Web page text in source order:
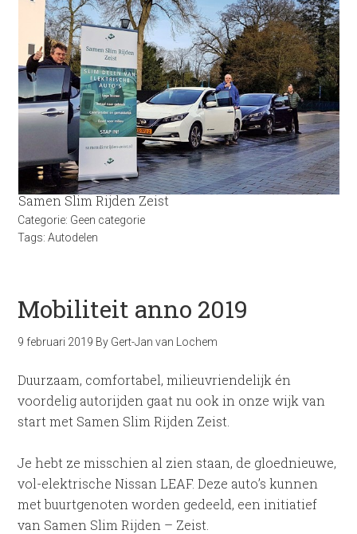
Samen Slim Rijden Zeist
Categorie: Geen categorie
Tags:Autodelen
Mobiliteit anno 2019
9 februari 2019 By Gert-Jan van Lochem
Duurzaam, comfortabel, milieuvriendelijk én
voordelig autorijden gaat nu ook in onze wijk van
start met Samen Slim Rijden Zeist.
Je hebt ze misschien al zien staan, de gloednieuwe,
vol-elektrische Nissan LEAF. Deze auto’s kunnen
met buurtgenoten worden gedeeld, een initiatief
van Samen Slim Rijden – Zeist.